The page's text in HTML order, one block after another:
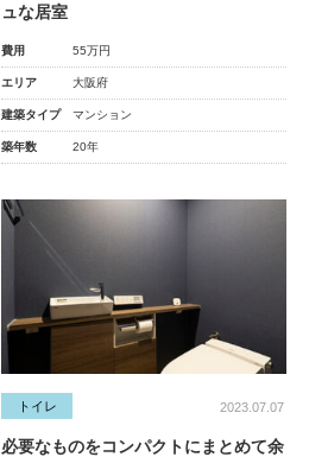
ュな居室
費用 55万円
エリア 大阪府
建築タイプ マンション
築年数 20年
トイレ 2023.07.07
必要なものをコンパクトにまとめて余